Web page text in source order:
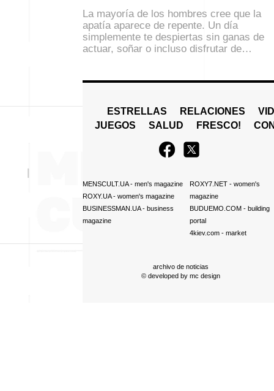
La mayoría de los hombres cree que la
apatía aparece de repente. Un día
simplemente te despiertas sin ganas de
actuar, soñar o incluso disfrutar de…
ESTRELLAS RELACIONES
JUEGOS
SALUD FRESCO!
MENSCULT.UA- men's magazine
ROXY.UA- women's magazine
BUSINESSMAN.UA- business
magazine
ROXY7.NET- women's
magazine
BUDUEMO.COM- building
portal
4kiev.com- market
archivo de noticias
© developed by mc design